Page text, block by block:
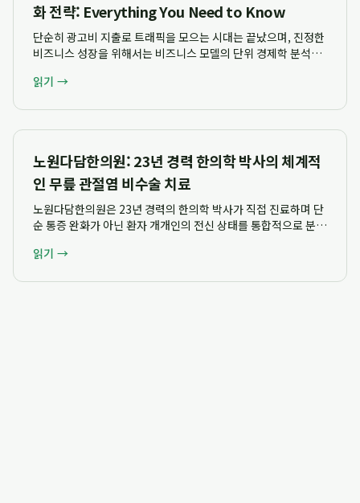
화 전략: Everything You Need to Know
단순히 광고비 지출로 트래픽을 모으는 시대는 끝났으며, 진정한
비즈니스 성장을 위해서는 비즈니스 모델의 단위 경제학 분석과
적 접근이 필수적입니다. 고객의눈 김팀장은 단순한 실행 대행을
읽기 →
노원다담한의원: 23년 경력 한의학 박사의 체계적
인 무릎 관절염 비수술 치료
노원다담한의원은 23년 경력의 한의학 박사가 직접 진료하며 단
순 통증 완화가 아닌 환자 개개인의 전신 상태를 통합적으로 분석
합니다. 혜원한의원 시절부터 축적된 풍부한 임상 경험을 바탕으
읽기 →